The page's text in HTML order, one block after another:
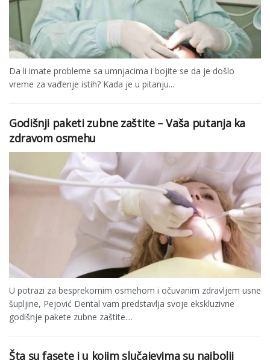
Da li imate probleme sa umnjacima i bojite se da je došlo
vreme za vađenje istih? Kada je u pitanju...
Godišnji paketi zubne zaštite – Vaša putanja ka
zdravom osmehu
U potrazi za besprekornim osmehom i očuvanim zdravljem usne
šupljine, Pejović Dental vam predstavlja svoje ekskluzivne
godišnje pakete zubne zaštite....
Šta su fasete i u kojim slučajevima su najbolji